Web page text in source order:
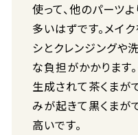
使って、他のパーツ
多いはずです。メイ
シとクレンジングや
な負担がかかります
生成されて茶くまが
みが起きて黒くまが
高いです。